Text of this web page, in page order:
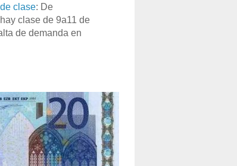
clase: De
clase de 9a11 de
de demanda en